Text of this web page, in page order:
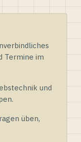
Termine im
und
üben,